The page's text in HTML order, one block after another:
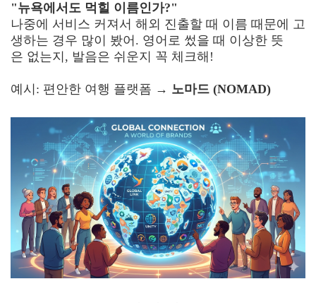
"뉴욕에서도 먹힐 이름인가?"
나중에 서비스 커져서 해외 진출할 때 이름 때문에 고
생하는 경우 많이 봤어. 영어로 썼을 때 이상한 뜻
은 없는지, 발음은 쉬운지 꼭 체크해!
예시: 편안한 여행 플랫폼 → 노마드 (NOMAD)